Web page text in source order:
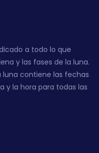
a todo lo que
y las fases de la luna.
luna contiene las fechas
y la hora para todas las